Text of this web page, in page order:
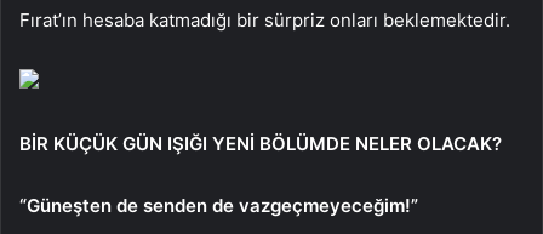
Fırat’ın hesaba katmadığı bir sürpriz onları beklemektedir.
BİR KÜÇÜK GÜN IŞIĞI YENİ BÖLÜMDE NELER OLACAK?
“Güneşten de senden de vazgeçmeyeceğim!”